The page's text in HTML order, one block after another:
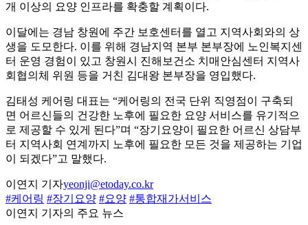
개 이상의 요양 인프라를 확충할 계획이다.
이달에는 경남 창원에 주간 보호센터를 열고 지역사회와의 상
생을 도모한다. 이를 위해 경남지역 본부 본부장에 노인복지센
터 운영 경험이 있고 창원시 진해보건소 치매안심센터 지역사
회협의체 위원 등을 거친 김대왕 본부장을 영입했다.
김태성 케어링 대표는 “케어링의 전국 단위 직영점이 구축되
면 어르신들의 건강한 노후에 필요한 요양 서비스를 유기적으
로 제공할 수 있게 된다”며 “장기요양이 필요한 어르신 상담부
터 지역사회 연계까지 노후에 필요한 모든 것을 제공하는 기업
이 되겠다”고 말했다.
이연지 기자yeonji@etoday.co.kr
#케어링 #장기요양 #요양 #통합재가서비스
이연지 기자의 주요 뉴스